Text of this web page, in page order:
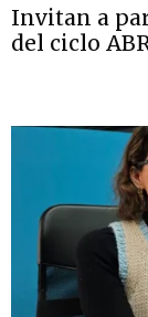
Invitan a
del ciclo